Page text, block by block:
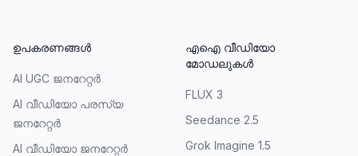
ഉപകരണങ്ങൾ
AI UGC ജനറേറ്റർ
AI വീഡിയോ പരസ്യ
ജനറേറ്റർ
AI വീഡിയോ ജനറേറ്റർ
എഐ വീഡിയോ
മോഡലുകൾ
FLUX 3
Seedance 2.5
Grok Imagine 1.5